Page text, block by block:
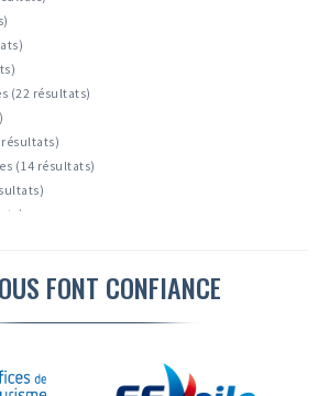
(22 résultats)
résultats)
(14 résultats)
FONT CONFIANCE